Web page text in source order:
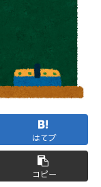
はてブ
コピー